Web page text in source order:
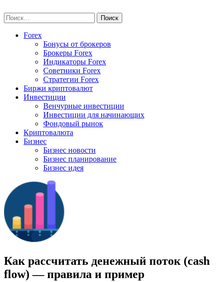
to
content
Найти:
Forex
Бонусы от брокеров
Брокеры Forex
Индикаторы Forex
Советники Forex
Стратегии Forex
Биржи криптовалют
Инвестиции
Венчурные инвестиции
Инвестиции для начинающих
Фондовый рынок
Криптовалюта
Бизнес
Бизнес новости
Бизнес планирование
Бизнес идея
Как рассчитать денежный поток (cash
flow) — правила и пример